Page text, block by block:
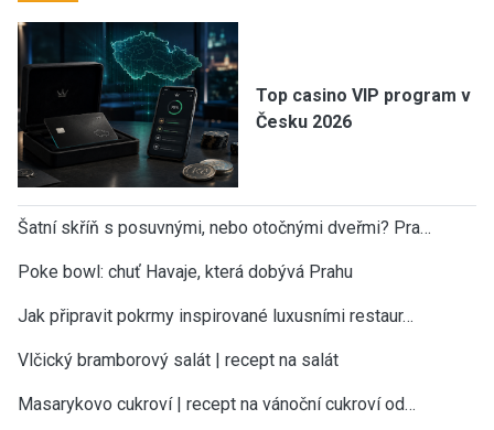
Top casino VIP program v
Česku 2026
Šatní skříň s posuvnými, nebo otočnými dveřmi? Pra…
Poke bowl: chuť Havaje, která dobývá Prahu
Jak připravit pokrmy inspirované luxusními restaur…
Vlčický bramborový salát | recept na salát
Masarykovo cukroví | recept na vánoční cukroví od…